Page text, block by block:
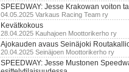
SPEEDWAY: Jesse Krakowan voiton
04.05.2025 Varkaus Racing Team ry
Kevätkokous
28.04.2025 Kauhajoen Moottorikerho ry
Ajokauden avaus Seinäjoki
20.04.2025 Seinäjoen Moottorikerho ry
SPEEDWAY: Jesse Mustonen